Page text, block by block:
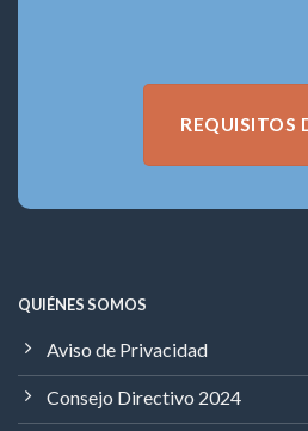
REQUISITOS
QUIÉNES SOMOS
Aviso de Privacidad
Consejo Directivo 2024